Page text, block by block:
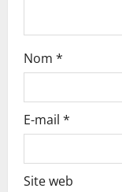
Nom *
E-mail *
Site web